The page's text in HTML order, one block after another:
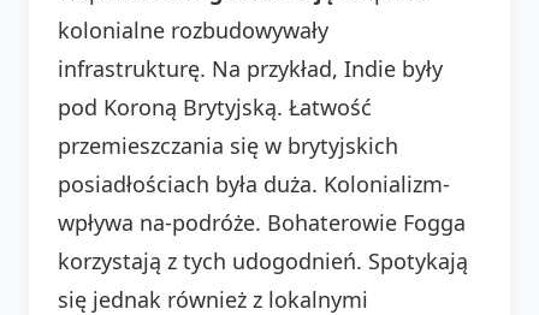
kolonialne rozbudowywały
infrastrukturę. Na przykład, Indie były
pod Koroną Brytyjską. Łatwość
przemieszczania się w brytyjskich
posiadłościach była duża. Kolonializm-
wpływa na-podróże. Bohaterowie Fogga
korzystają z tych udogodnień. Spotykają
się jednak również z lokalnymi